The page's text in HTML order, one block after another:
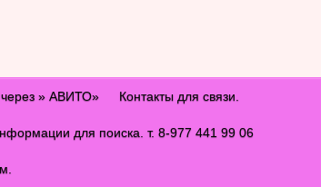
» АВИТО» Контакты для связи.
для поиска. т. 8-977 441 99 06